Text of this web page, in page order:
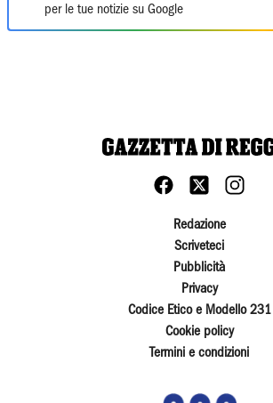
per le tue notizie su Google
Redazione
Scriveteci
Pubblicità
Privacy
Codice Etico e Modello 231
Cookie policy
Termini e condizioni